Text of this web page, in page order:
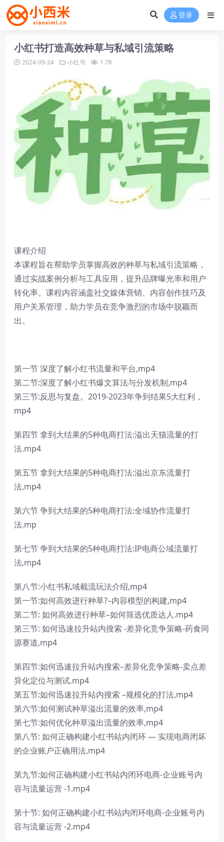
登录
小红书打造高效种草与私域引流策略
2024-09-24 小红书 1.7K
课程介绍
本课程旨在帮助学员掌握高效的种草与私域引流策略，
通过实战案例分析与工具应用，提升品牌曝光率和用户
转化率。课程内容涵盖社交媒体营销、内容创作技巧及
用户关系管理，助力学员在竞争激烈的市场中脱颖而
出。
第一节 深度了解小红书流量和平台,mp4
第二节:深度了解小红书爆文算法与分发机制,mp4
第三节:反思与复盘。2019-2023年争到结果5大红利，
mp4
第四节 拿到大结果的5种电商打法:溢出天猫流量的打
法.mp4
第五节 拿到大结果的5种电商打法:溢出京东流量打
法,mp4
第六节 争到大结果的5种电商打法:全域协作流量打
法.mp
第七节 争到大结果的5种电商打法:IP电商公域流量打
法,mp4
第八节:小红书私域截流玩法介绍,mp4
第一节:如何高效进行种草?–内容模型的构建,mp4
第二节: 如何高效进行种草–如何筛选优质达人.mp4
第三节: 如何迅速拉升站内搜索 -差异化竞争策略-药食同
源赛道,mp4
第四节:如何迅速拉升站内搜索–差异化竞争策略-卖点差
异化定位与测试.mp4
第五节:如何迅速拉升站内搜索 –规模化的打法,mp4
第六节:如何测试种草溢出流量的效率,mp4
第七节:如何优化种草溢出流量的效率,mp4
第八节: 如何正确构建小红书站内闭环 — 实现电商闭坏
的企业账户正确用法,mp4
第九节:如何正确构建小红书站内闭环电商-企业账号内
容与流量运营 -1.mp4
第十节: 如何正确构建小红书站内闭环电商-企业账号内
容与流量运营 -2.mp4